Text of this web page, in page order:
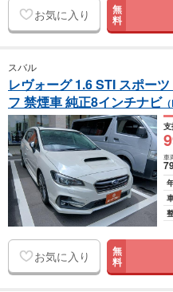
お気に入り 無
料
スバル
レヴォーグ 1.6 STI スポー
フ 禁煙車 純正8インチナビ
車
お気に入り 無
料